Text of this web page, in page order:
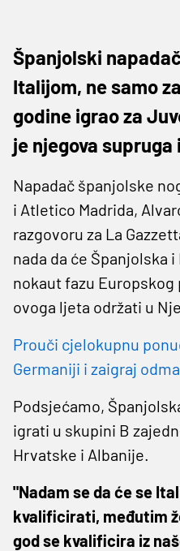
Španjolski
Italijom, ne samo
godine igrao za
je njegova supruga
Napadač španjolske
i Atletico Madrida,
razgovoru za La
nada da će Španjolska
nokaut fazu
ovoga ljeta održati u
Prouči cjelokupnu
Germaniji i zaigraj
Podsjećamo,
igrati u skupini B
Hrvatske i Albanije.
"Nadam se da će se
kvalificirati, međutim
god se kvalificira iz